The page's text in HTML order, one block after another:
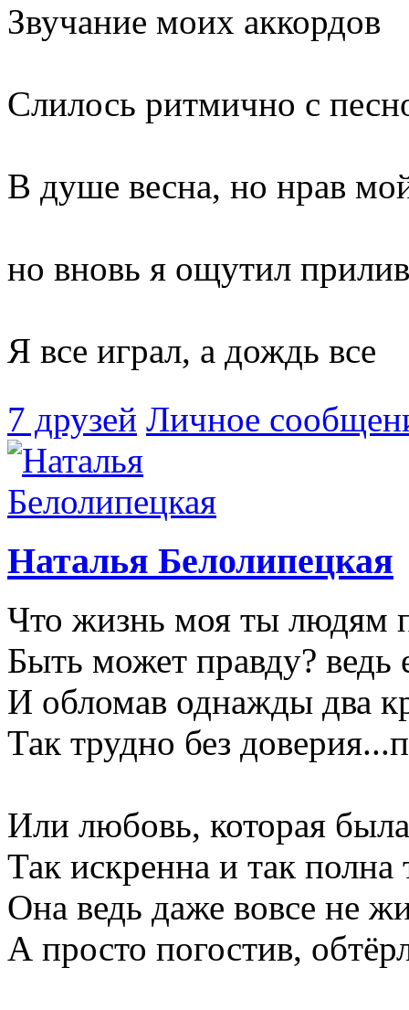
Звучание моих аккордов
Слилось ритмично с
В душе весна, но нрав
но вновь я ощутил
Я все играл, а дождь все
7 друзей Личное
Наталья Белолипецкая
Что жизнь моя ты людям
Быть может правду? ведь
И обломав однажды два
Так трудно без
Или любовь, которая была
Так искренна и так полна
Она ведь даже вовсе не
А просто погостив,